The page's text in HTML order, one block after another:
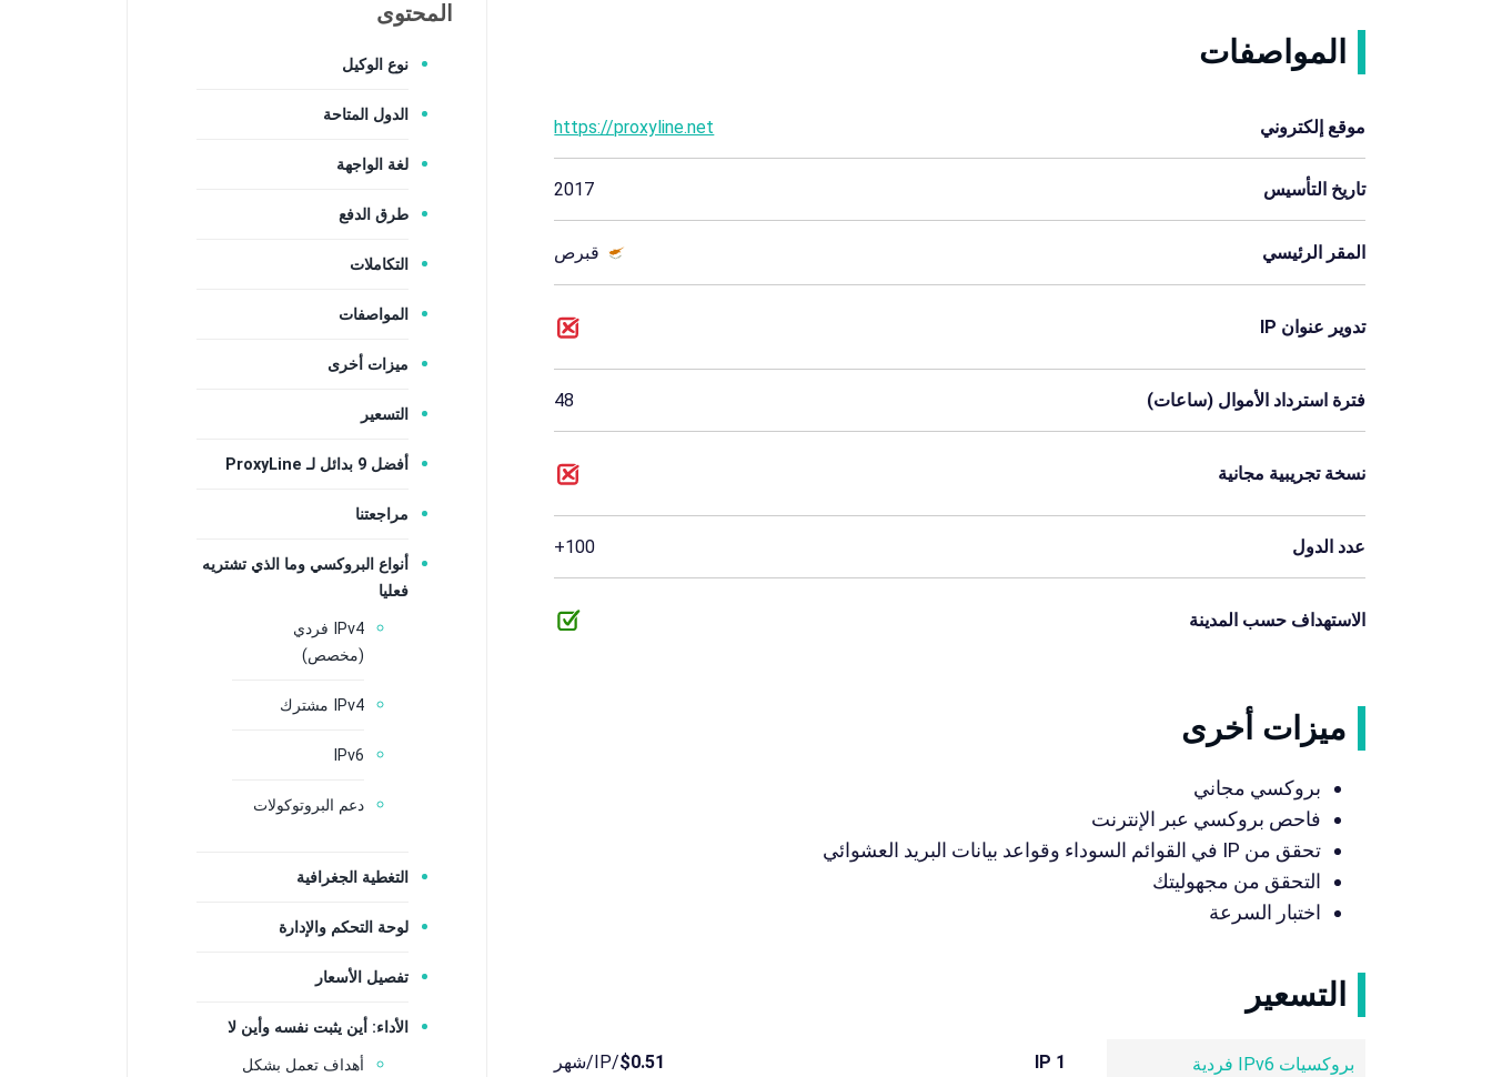
المواصفات
موقع إلكتروني https://proxyline.net
تاريخ التأسيس 2017
المقر الرئيسي قبرص
تدوير عنوان IP
فترة استرداد الأموال (ساعات) 48
نسخة تجريبية مجانية
عدد الدول 100+
الاستهداف حسب المدينة
ميزات أخرى
بروكسي مجاني
فاحص بروكسي عبر الإنترنت
تحقق من IP في القوائم السوداء وقواعد بيانات البريد العشوائي
التحقق من مجهوليتك
اختبار السرعة
التسعير
بروكسيات IPv6 فردية 1 IP
$0.51/IP/شهر
المحتوى
نوع الوكيل
الدول المتاحة
لغة الواجهة
طرق الدفع
التكاملات
المواصفات
ميزات أخرى
التسعير
أفضل 9 بدائل لـ ProxyLine
مراجعتنا
أنواع البروكسي وما الذي تشتريه
فعليا
IPv4 فردي
(مخصص)
IPv4 مشترك
IPv6
دعم البروتوكولات
التغطية الجغرافية
لوحة التحكم والإدارة
تفصيل الأسعار
الأداء: أين يثبت نفسه وأين لا
أهداف تعمل بشكل